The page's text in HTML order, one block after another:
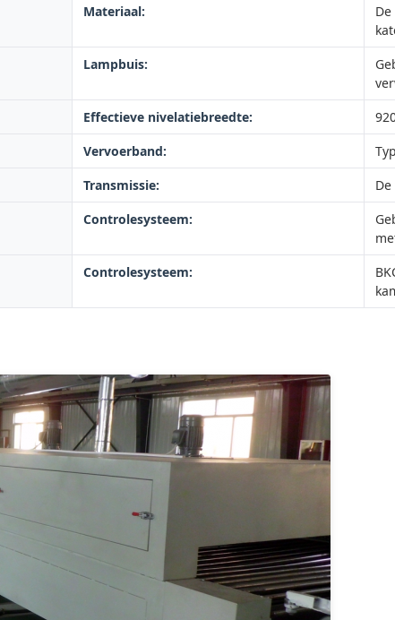
Materiaal:
Lampbuis:
Effectieve nivelatiebreedte:
Vervoerband:
Transmissie:
Controlesysteem:
Controlesysteem: